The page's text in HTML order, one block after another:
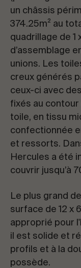
un châssis
374.25m² au
quadrillage de 1
d’assemblage
unions. Les
creux générés
ceux-ci avec
fixés au
toile, en tissu
confectionnée
et ressorts.
Hercules a été
couvrir jusqu’à
Le plus grand
surface de 12 x
approprié pour
il est solide et
profils et à la
possède.